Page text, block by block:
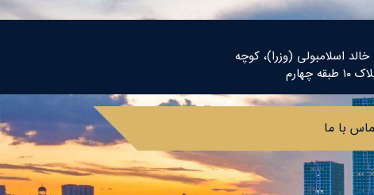
خالد اسلامبولی (وزرا)، کوچه
با ما